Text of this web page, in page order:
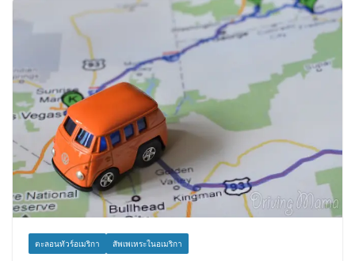
ตะลอนทัวร์อเมริกา สัพเพเหระในอเมริกา